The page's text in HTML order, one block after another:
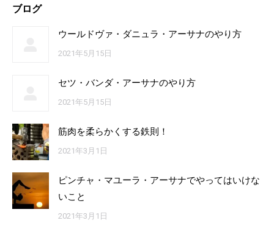
ブログ
ウールドヴァ・ダニュラ・アーサナのやり方
2021年5月15日
セツ・バンダ・アーサナのやり方
2021年5月15日
筋肉を柔らかくする鉄則！
2021年3月1日
ピンチャ・マユーラ・アーサナでやってはいけな
いこと
2021年3月1日